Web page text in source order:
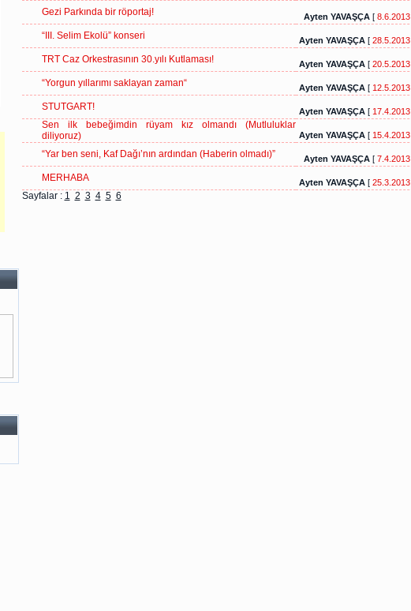
Gezi Parkında bir röportaj!
Ayten YAVAŞÇA[8.6.2013
“III. Selim Ekolü” konseri
Ayten YAVAŞÇA[28.5.2013
TRT Caz Orkestrasının 30.yılı Kutlaması!
Ayten YAVAŞÇA[20.5.2013
“Yorgun yıllarımı saklayan zaman“
Ayten YAVAŞÇA[12.5.2013
STUTGART!
Ayten YAVAŞÇA[17.4.2013
Sen ilk bebeğimdin rüyam kız olmandı (Mutluluklar
diliyoruz)
Ayten YAVAŞÇA[15.4.2013
“Yar ben seni, Kaf Dağı’nın ardından (Haberin olmadı)”
Ayten YAVAŞÇA[7.4.2013
MERHABA
Ayten YAVAŞÇA[25.3.2013
Sayfalar : 1 2 3 4 5 6